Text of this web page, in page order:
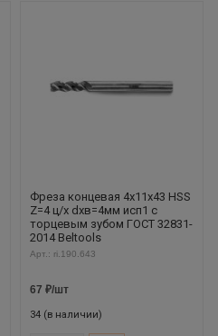
Фреза концевая 4х11х43 HSS
Z=4 ц/х dхв=4мм исп1 с
торцевым зубом ГОСТ 32831-
2014 Beltools
Арт.: ri.190.643
67 ₽/шт
34 (в наличии)